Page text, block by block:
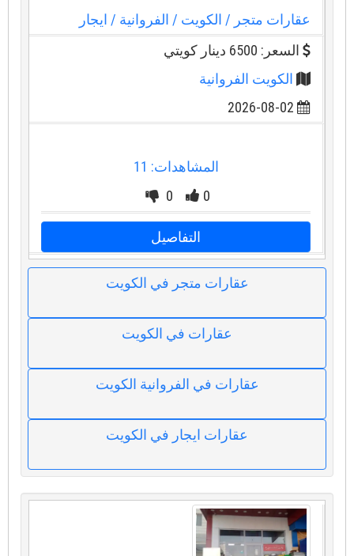
عقارات متجر / الكويت/ الفروانية/ ايجار
السعر: 6500 دينار كويتي
الكويت الفروانية
2026-08-02
المشاهدات: 11
0
0
التفاصيل
عقارات متجر في الكويت
عقارات في الكويت
عقارات في الفروانية الكويت
عقارات ايجار في الكويت